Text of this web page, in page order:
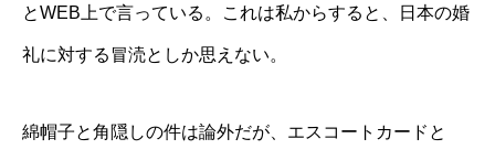
とWEB上で言っている。これは私からすると、日本の婚
礼に対する冒涜としか思えない。
綿帽子と角隠しの件は論外だが、エスコートカードと